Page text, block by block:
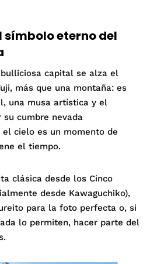
símbolo eterno del
capital se alza el
más que una montaña: es
una musa artística y el
su cumbre nevada
cielo es un momento de
el tiempo.
clásica desde los Cinco
desde Kawaguchiko),
para la foto perfecta o, si
lo permiten, hacer parte del